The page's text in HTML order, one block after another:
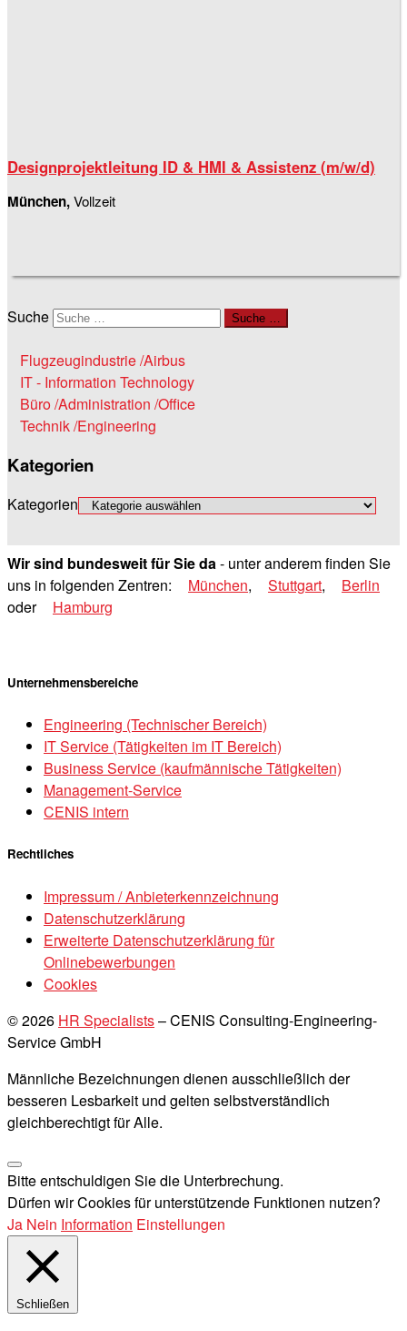
Designprojektleitung ID & HMI & Assistenz (m/w/d)
München,Vollzeit
Suche Suche …
Flugzeugindustrie /Airbus
IT - Information Technology
Büro /Administration /Office
Technik /Engineering
Kategorien
Kategorien
Wir sind bundesweit für Sie da- unter anderem finden Sie
uns in folgenden Zentren:
München, Stuttgart,
Berlin
oder
Hamburg
Unternehmensbereiche
Engineering (Technischer Bereich)
IT Service (Tätigkeiten im IT Bereich)
Business Service (kaufmännische Tätigkeiten)
Management-Service
CENIS intern
Rechtliches
Impressum / Anbieterkennzeichnung
Datenschutzerklärung
Erweiterte Datenschutzerklärung für
Onlinebewerbungen
Cookies
© 2026 HR Specialists–CENIS Consulting-Engineering-
Service GmbH
Männliche Bezeichnungen dienen ausschließlich der
besseren Lesbarkeit und gelten selbstverständlich
gleichberechtigt für Alle.
Bitte entschuldigen Sie die Unterbrechung.
Dürfen wir Cookies für unterstützende Funktionen nutzen?
Ja Nein Information Einstellungen
Schließen